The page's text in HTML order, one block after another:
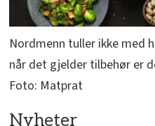
Nordmenn tuller ikke med
når det gjelder tilbehør er
Foto: Matprat
Nyheter